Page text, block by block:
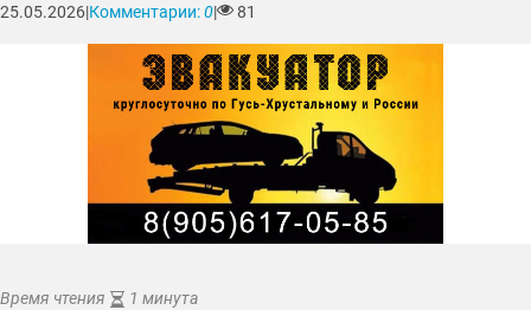
Время чтения 1 минута
25.05.2026|Комментарии:0| 81